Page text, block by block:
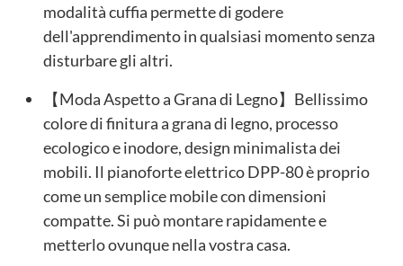
modalità cuffia permette di godere
dell'apprendimento in qualsiasi momento senza
disturbare gli altri.
【Moda Aspetto a Grana di Legno】Bellissimo
colore di finitura a grana di legno, processo
ecologico e inodore, design minimalista dei
mobili. Il pianoforte elettrico DPP-80 è proprio
come un semplice mobile con dimensioni
compatte. Si può montare rapidamente e
metterlo ovunque nella vostra casa.